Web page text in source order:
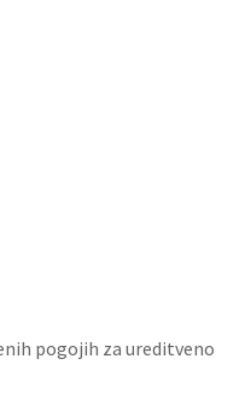
pogojih za ureditveno